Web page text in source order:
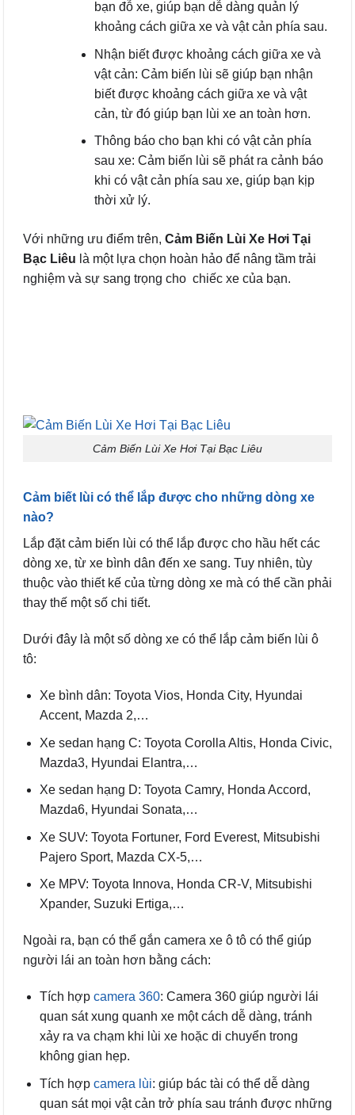
bạn đỗ xe, giúp bạn dễ dàng quản lý
khoảng cách giữa xe và vật cản phía sau.
Nhận biết được khoảng cách giữa xe và
vật cản: Cảm biến lùi sẽ giúp bạn nhận
biết được khoảng cách giữa xe và vật
cản, từ đó giúp bạn lùi xe an toàn hơn.
Thông báo cho bạn khi có vật cản phía
sau xe: Cảm biến lùi sẽ phát ra cảnh báo
khi có vật cản phía sau xe, giúp bạn kịp
thời xử lý.
Với những ưu điểm trên, Cảm Biến Lùi Xe Hơi Tại
Bạc Liêu là một lựa chọn hoàn hảo để nâng tầm trải
nghiệm và sự sang trọng cho chiếc xe của bạn.
Cảm Biến Lùi Xe Hơi Tại Bạc Liêu
Cảm biết lùi có thể lắp được cho những dòng xe
nào?
Lắp đặt cảm biến lùi có thể lắp được cho hầu hết các
dòng xe, từ xe bình dân đến xe sang. Tuy nhiên, tùy
thuộc vào thiết kế của từng dòng xe mà có thể cần phải
thay thế một số chi tiết.
Dưới đây là một số dòng xe có thể lắp cảm biến lùi ô
tô:
Xe bình dân: Toyota Vios, Honda City, Hyundai
Accent, Mazda 2,…
Xe sedan hạng C: Toyota Corolla Altis, Honda Civic,
Mazda3, Hyundai Elantra,…
Xe sedan hạng D: Toyota Camry, Honda Accord,
Mazda6, Hyundai Sonata,…
Xe SUV: Toyota Fortuner, Ford Everest, Mitsubishi
Pajero Sport, Mazda CX-5,…
Xe MPV: Toyota Innova, Honda CR-V, Mitsubishi
Xpander, Suzuki Ertiga,…
Ngoài ra, bạn có thể gắn camera xe ô tô có thể giúp
người lái an toàn hơn bằng cách:
Tích hợp camera 360: Camera 360 giúp người lái
quan sát xung quanh xe một cách dễ dàng, tránh
xảy ra va chạm khi lùi xe hoặc di chuyển trong
không gian hẹp.
Tích hợp camera lùi: giúp bác tài có thể dễ dàng
quan sát mọi vật cản trở phía sau tránh được những